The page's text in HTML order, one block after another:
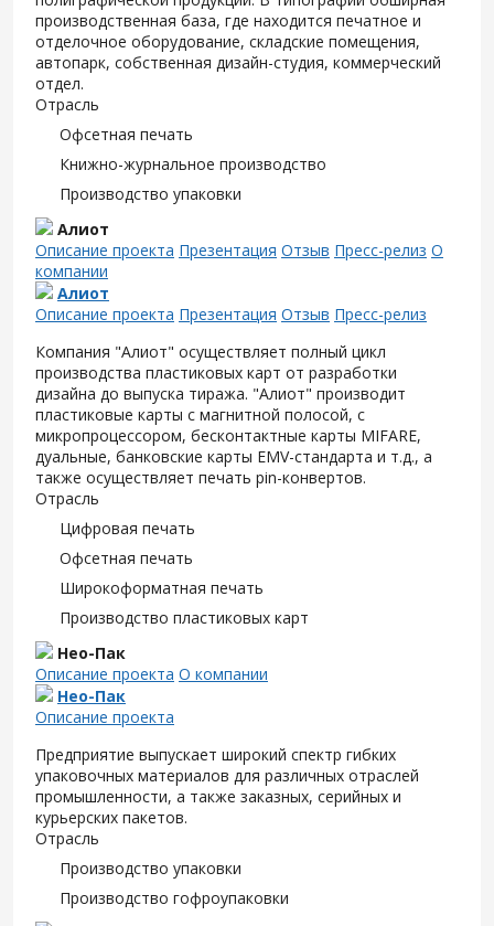
производственная база, где находится печатное и
отделочное оборудование, складские помещения,
автопарк, собственная дизайн-студия, коммерческий
отдел.
Отрасль
Офсетная печать
Книжно-журнальное производство
Производство упаковки
Алиот
Описание проекта Презентация Отзыв Пресс-релиз О
компании
Алиот
Описание проекта Презентация Отзыв Пресс-релиз
Компания "Алиот" осуществляет полный цикл
производства пластиковых карт от разработки
дизайна до выпуска тиража. "Алиот" производит
пластиковые карты с магнитной полосой, с
микропроцессором, бесконтактные карты MIFARE,
дуальные, банковские карты EMV-стандарта и т.д., а
также осуществляет печать pin-конвертов.
Отрасль
Цифровая печать
Офсетная печать
Широкоформатная печать
Производство пластиковых карт
Нео-Пак
Описание проекта О компании
Нео-Пак
Описание проекта
Предприятие выпускает широкий спектр гибких
упаковочных материалов для различных отраслей
промышленности, а также заказных, серийных и
курьерских пакетов.
Отрасль
Производство упаковки
Производство гофроупаковки